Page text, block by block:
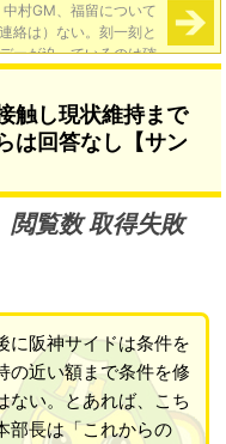
中村GM、福留について
連絡は）ない。刻一刻と
ーが迫っているのは確
こまできたら待つしか
触し現状維持まで
は回答なし【サン
閲覧数 取得失敗
に阪神サイドは条件を
の近い額まで条件を修
ない。とあれば、こち
部長は「これからの